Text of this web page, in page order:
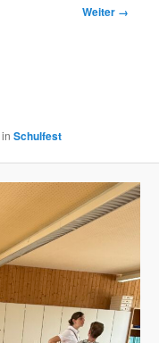
Weiter →
inSchulfest